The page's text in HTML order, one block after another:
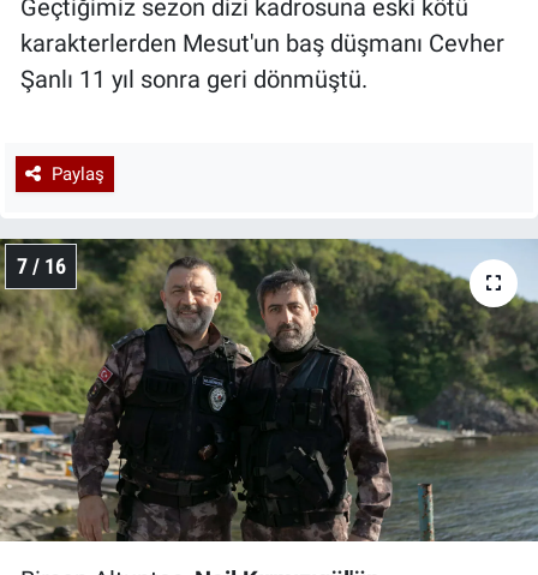
Geçtiğimiz sezon dizi kadrosuna eski kötü
karakterlerden Mesut'un baş düşmanı Cevher
Şanlı 11 yıl sonra geri dönmüştü.
Paylaş
7 / 16